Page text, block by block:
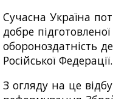
Сучасна Україна
добре
обороноздатність
Російської Федерації.
З огляду на це